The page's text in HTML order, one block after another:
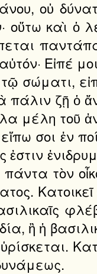
οὐ
οὕτω καὶ ὁ
Εἰπέ
σώματι,
πάλιν ζῇ ὁ
μέλη τοῦ
σοι ἐν
τὸν
ἢ ἡ